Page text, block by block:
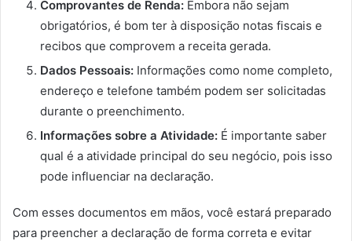
Comprovantes de Renda: Embora não sejam
obrigatórios, é bom ter à disposição notas fiscais e
recibos que comprovem a receita gerada.
Dados Pessoais: Informações como nome completo,
endereço e telefone também podem ser solicitadas
durante o preenchimento.
Informações sobre a Atividade: É importante saber
qual é a atividade principal do seu negócio, pois isso
pode influenciar na declaração.
Com esses documentos em mãos, você estará preparado
para preencher a declaração de forma correta e evitar